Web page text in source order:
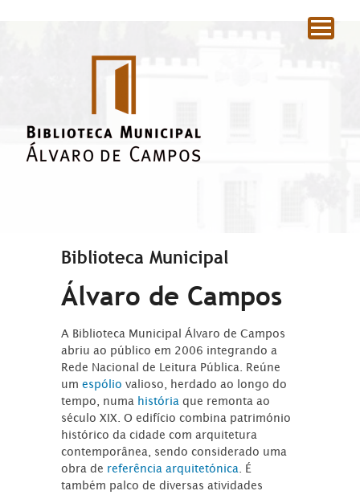
Biblioteca Municipal
Álvaro de Campos
A Biblioteca Municipal Álvaro de Campos
abriu ao público em 2006 integrando a
Rede Nacional de Leitura Pública. Reúne
umespóliovalioso, herdado ao longo do
tempo, numa história que remonta ao
século XIX. O edifício combina património
histórico da cidade com arquitetura
contemporânea, sendo considerado uma
obra de referência arquitetónica . É
também palco de diversas atividades